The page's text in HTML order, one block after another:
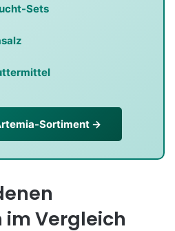
Sets
Sortiment →
Vergleich